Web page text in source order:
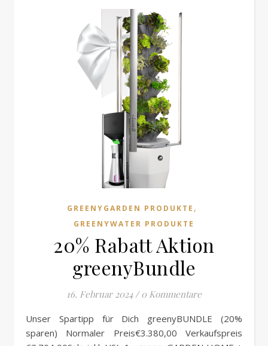
GREENYGARDEN PRODUKTE ,
GREENYWATER PRODUKTE
20% Rabatt Aktion
greenyBundle
16. Februar 2024 / 0 Kommentare
Unser Spartipp für Dich greenyBUNDLE (20%
sparen) Normaler Preis€3.380,00 Verkaufspreis